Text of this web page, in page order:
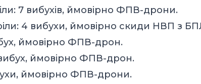
7 вибухів, ймовірно ФПВ-дрони.
4 вибухи, ймовірно скиди НВП з
ймовірно ФПВ-дрон.
ймовірно ФПВ-дрон.
ймовірно ФПВ-дрони.